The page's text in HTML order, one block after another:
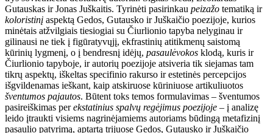
Gutauskas ir Jonas Juškaitis. Tyrinėti pasirinkau peizažo tematiką ir
koloristinį aspektą Gedos, Gutausko ir Juškaičio poezijoje, kurios
minėtais atžvilgiais tiesiogiai su Čiurlionio tapyba nelyginau ir
gilinausi ne tiek į figūratyvųjį, ekfrastinių atitikmenų saistomą
kūrinių lygmenį, o į bendresnį idėjų, pasaulėvokos klodą, kuris ir
Čiurlionio tapyboje, ir autorių poezijoje atsiveria tik siejamas tam
tikrų aspektų, iškeltas specifinio rakurso ir estetinės percepcijos
išgvildenamas ieškant, kaip atskiruose kūriniuose artikuliuotos
šventumos pajautos. Būtent toks temos formulavimas – šventumos
pasireiškimas perekstatinius spalvų regėjimus poezijoje – į analizę
leido įtraukti visiems nagrinėjamiems autoriams būdingą metafizinį
pasaulio patyrimą, aptartą trijuose Gedos, Gutausko ir Juškaičio